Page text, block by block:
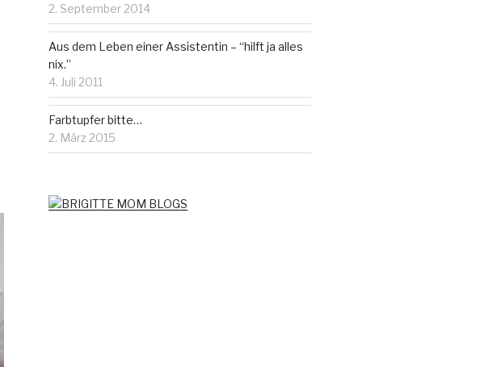
2. September 2014
Aus dem Leben einer Assistentin – “hilft ja alles
nix.”
4. Juli 2011
Farbtupfer bitte…
2. März 2015